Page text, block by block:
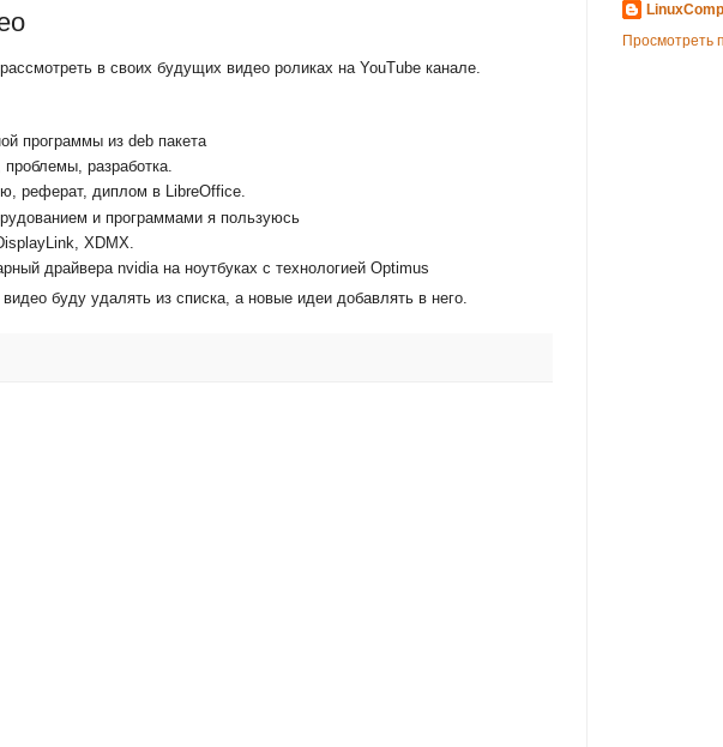
в своих будущих видео роликах на YouTube канале.
программы из deb пакета
разработка.
реферат, диплом в LibreOffice.
и программами я пользуюсь
XDMX.
драйвера nvidia на ноутбуках с технологией Optimus
буду удалять из списка, а новые идеи добавлять в него.
LinuxComp
Просмотреть